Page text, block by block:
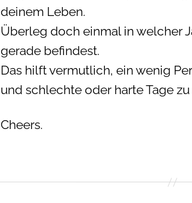
deinem Leben.
Überleg doch einmal in welcher
gerade befindest.
Das hilft vermutlich, ein wenig
und schlechte oder harte Tage
Cheers.